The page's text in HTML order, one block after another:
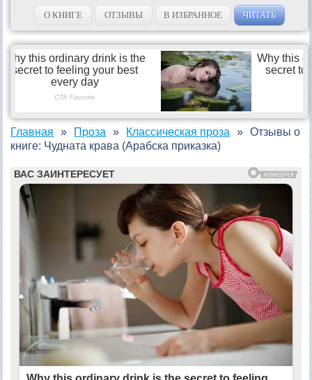
О КНИГЕ ОТЗЫВЫ В ИЗБРАННОЕ ЧИТАТЬ
Главная Проза Классическая проза
Отзывы о
книге: Чудната крава (Арабска приказка)